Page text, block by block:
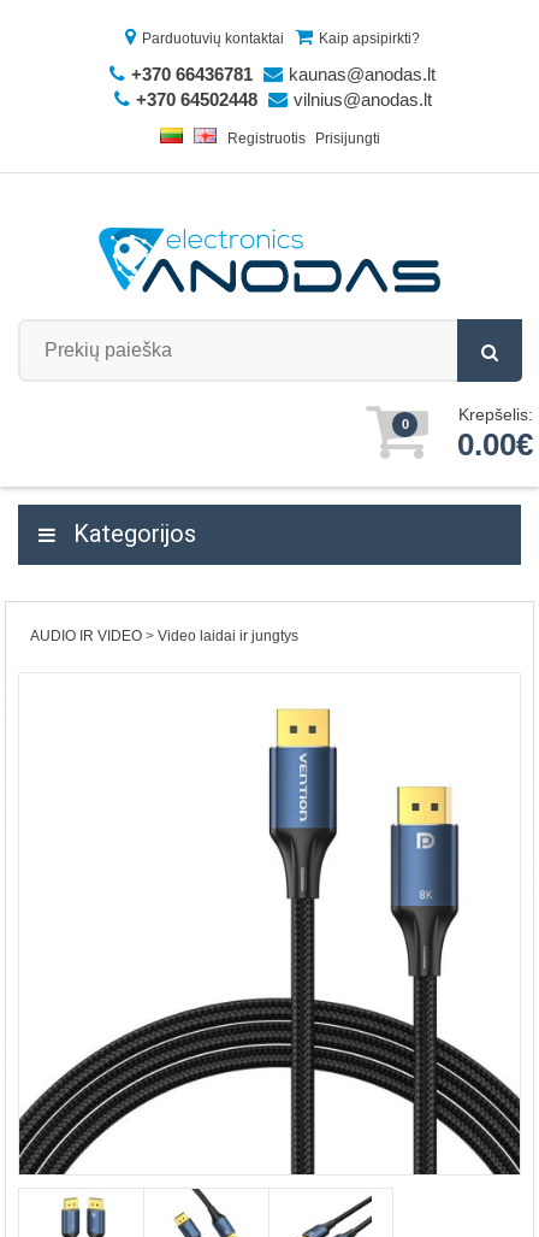
Parduotuvių kontaktai Kaip apsipirkti?
+370 66436781
kaunas@anodas.lt
+370 64502448
vilnius@anodas.lt
Registruotis Prisijungti
0 Krepšelis:
0.00€
Kategorijos
AUDIO IR VIDEO Video laidai ir jungtys